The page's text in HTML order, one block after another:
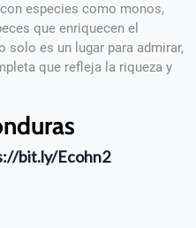
especies como monos,
que enriquecen el
solo es un lugar para admirar,
que refleja la riqueza y
bit.ly/Ecohn2